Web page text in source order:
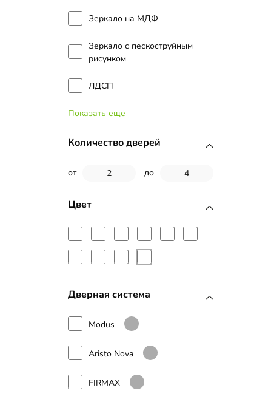
Зеркало на МДФ
Зеркало с пескоструйным
рисунком
ЛДСП
Стекло
МДФ с пленкой ПВХ
МДФ с эмалью
Зеркало с фацетом 10 мм
Показать еще
Количество дверей
от до
Цвет
Дверная система
Modus
Aristo Nova
FIRMAX